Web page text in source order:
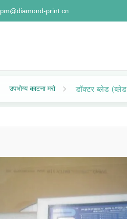
pm@diamond-print.cn
उपभोग्य काटना मरो डॉक्टर ब्लेड